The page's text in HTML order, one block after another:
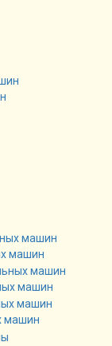
машин
машин
машин